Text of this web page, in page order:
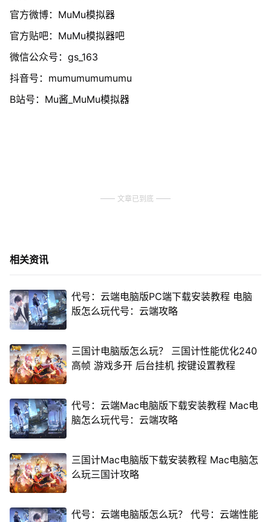
官方微博：MuMu模拟器
官方贴吧：MuMu模拟器吧
微信公众号：gs_163
抖音号：mumumumumumu
B站号：Mu酱_MuMu模拟器
文章已到底
相关资讯
代号：云端电脑版PC端下载安装教程 电脑
版怎么玩代号：云端攻略
三国计电脑版怎么玩？ 三国计性能优化240
高帧 游戏多开 后台挂机 按键设置教程
代号：云端Mac电脑版下载安装教程 Mac电
脑怎么玩代号：云端攻略
三国计Mac电脑版下载安装教程 Mac电脑怎
么玩三国计攻略
代号：云端电脑版怎么玩？ 代号：云端性能